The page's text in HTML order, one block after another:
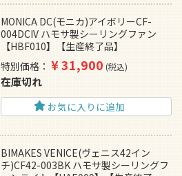
MONICA DC(モニカ)アイボリーCF-
004DCIV ハモサ製シーリングファン
【HBF010】【生産終了品】
特別価格
¥31,900 税込
在庫切れ
お気に入りに追加
BIMAKES VENICE(ヴェニス42イン
チ)CF42-003BK ハモサ製シーリングフ